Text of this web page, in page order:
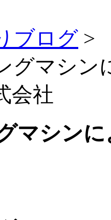
ブログ >
グマシン
会社
マシン